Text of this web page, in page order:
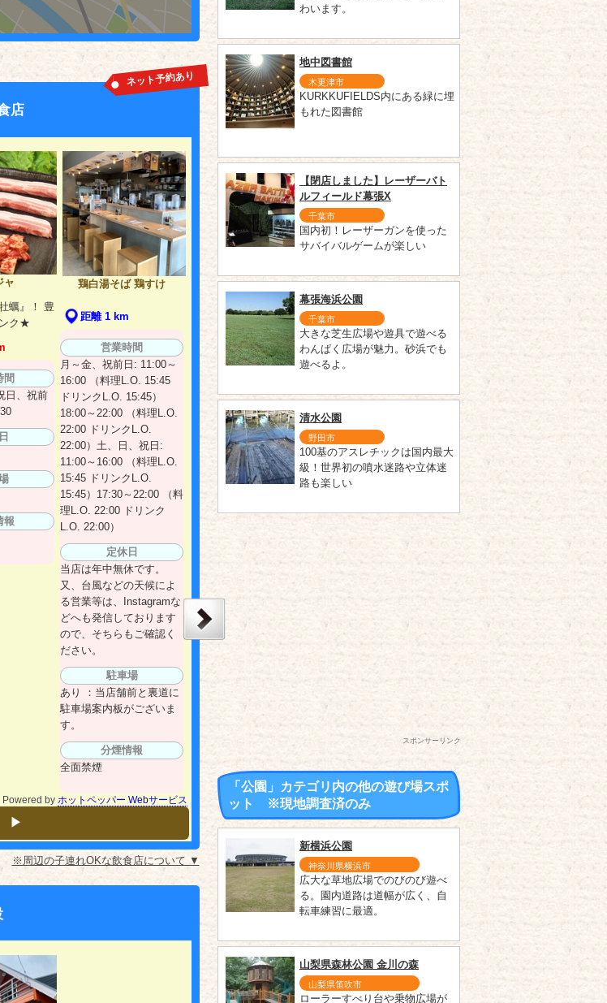
店
ネット予約あり
ャ
蠣』！ 豊
ク★
間
日、祝前
報
鶏白湯そば 鶏すけ
距離 1 km
営業時間
月～金、祝前日: 11:00～
16:00 （料理L.O. 15:45
ドリンクL.O. 15:45）
18:00～22:00 （料理L.O.
22:00 ドリンクL.O.
22:00）土、日、祝日:
11:00～16:00 （料理L.O.
15:45 ドリンクL.O.
15:45）17:30～22:00 （料
理L.O. 22:00 ドリンク
L.O. 22:00）
定休日
当店は年中無休です。
又、台風などの天候によ
る営業等は、Instagramな
どへも発信しております
ので、そちらもご確認く
ださい。
駐車場
あり ：当店舗前と裏道に
駐車場案内板がございま
す。
分煙情報
全面禁煙
Powered by ホットペッパー Webサービス
▶︎
※周辺の子連れOKな飲食店について ▼
わいます。
地中図書館
木更津市
KURKKUFIELDS内にある緑に埋
もれた図書館
【閉店しました】レーザーバト
ルフィールド幕張X
千葉市
国内初！レーザーガンを使った
サバイバルゲームが楽しい
幕張海浜公園
千葉市
大きな芝生広場や遊具で遊べる
わんぱく広場が魅力。砂浜でも
遊べるよ。
清水公園
野田市
100基のアスレチックは国内最大
級！世界初の噴水迷路や立体迷
路も楽しい
スポンサーリンク
「公園」カテゴリ内の他の遊び場スポ
ット ※現地調査済のみ
新横浜公園
神奈川県横浜市
広大な草地広場でのびのび遊べ
る。園内道路は道幅が広く、自
転車練習に最適。
山梨県森林公園 金川の森
山梨県笛吹市
ローラーすべり台や乗物広場が